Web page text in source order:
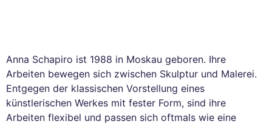
Anna Schapiro ist 1988 in Moskau geboren. Ihre
Arbeiten bewegen sich zwischen Skulptur und Malerei.
Entgegen der klassischen Vorstellung eines
künstlerischen Werkes mit fester Form, sind ihre
Arbeiten flexibel und passen sich oftmals wie eine